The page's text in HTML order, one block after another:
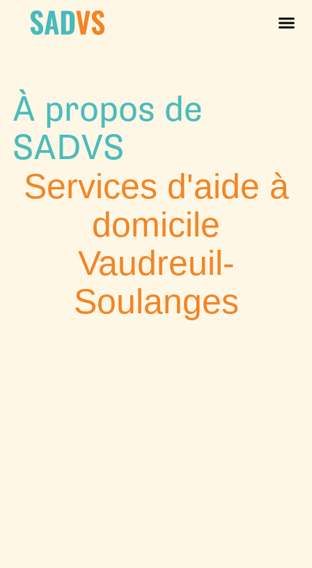
À propos de
SADVS
Services d'aide à
domicile
Vaudreuil-
Soulanges